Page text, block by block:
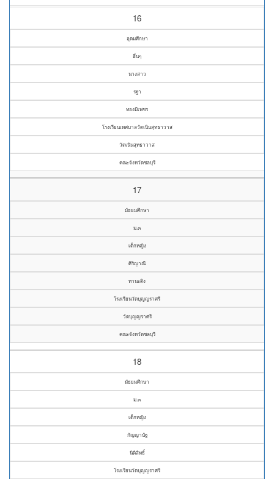
16
อุดมศึกษา
อื่นๆ
นางสาว
รฐา
ทองมีเพชร
โรงเรียนเทศบาลวัดเนินสุทธาวาส
วัดเนินสุทธาวาส
คณะจังหวัดชลบุรี
17
มัธยมศึกษา
ม.๓
เด็กหญิง
ศิริญาณี
ทานะติง
โรงเรียนวัดบุญญราศรี
วัดบุญญราศรี
คณะจังหวัดชลบุรี
18
มัธยมศึกษา
ม.๓
เด็กหญิง
กัญญานัฐ
นิติสิทธิ์
โรงเรียนวัดบุญญราศรี